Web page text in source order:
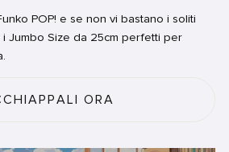
POP! e se non vi bastano i soliti
Jumbo Size da 25cm perfetti per
ORA